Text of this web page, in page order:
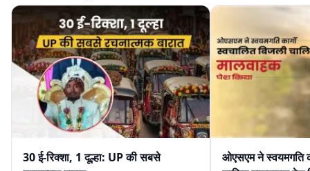
30 ई-रिक्शा, 1 दूल्हा: UP की सबसे
ओएसएम ने स्वयमगति